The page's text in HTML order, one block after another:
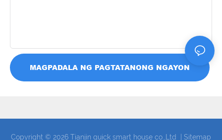
MAGPADALA NG PAGTATANONG NGAYON
Copyright © 2026 Tianjin quick smart house co.,Ltd | Sitemap